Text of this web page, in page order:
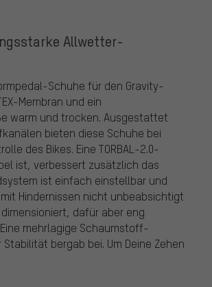
Allwetter-
Schuhe für den Gravity-
Membran und ein
warm und trocken. Ausgestattet
bieten diese Schuhe bei
des Bikes. Eine TORBAL-2.0-
ist, verbessert zusätzlich das
ist einfach einstellbar und
Hindernissen nicht unbeabsichtigt
dafür aber eng
mehrlagige Schaumstoff-
bergab bei. Um Deine Zehen